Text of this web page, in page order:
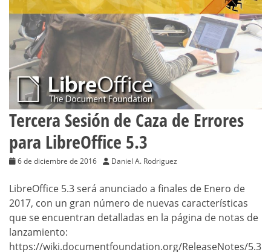
Tercera Sesión de Caza de Errores
para LibreOffice 5.3
6 de diciembre de 2016 Daniel A. Rodriguez
LibreOffice 5.3 será anunciado a finales de Enero de
2017, con un gran número de nuevas características
que se encuentran detalladas en la página de notas de
lanzamiento:
https://wiki.documentfoundation.org/ReleaseNotes/5.3